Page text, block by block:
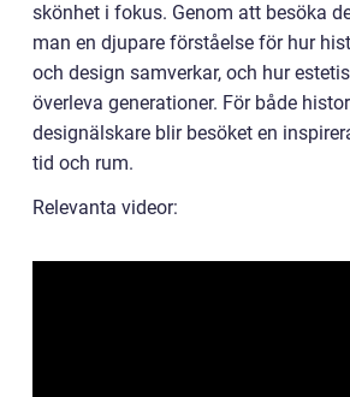
skönhet i fokus. Genom att besöka
man en djupare förståelse för hur
och design samverkar, och hur
överleva generationer. För både
designälskare blir besöket en
tid och rum.
Relevanta videor: